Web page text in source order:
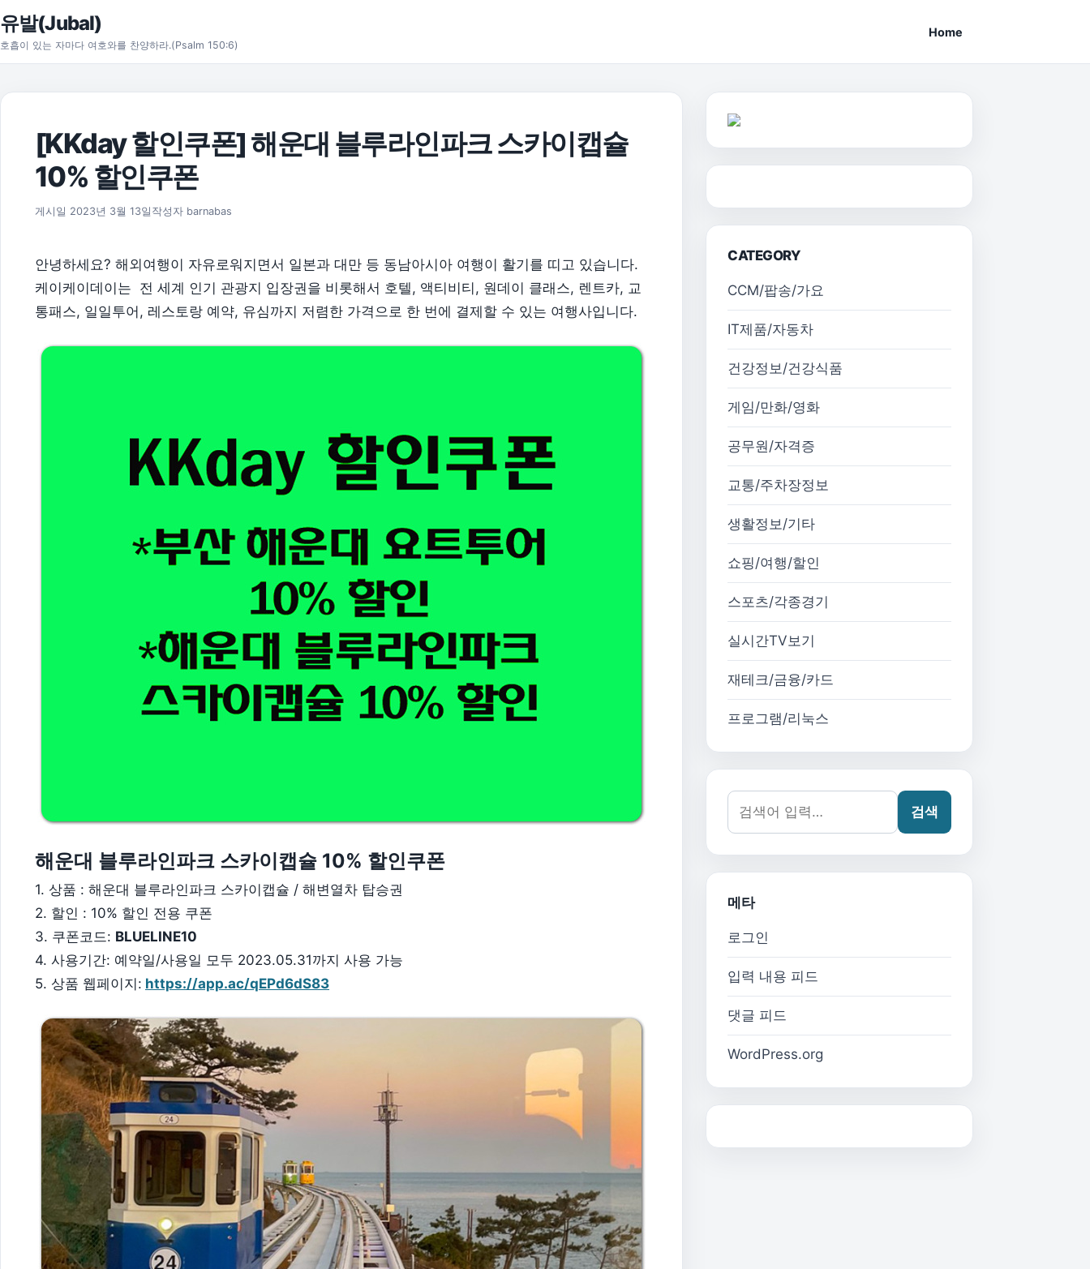
본문으로 건너뛰기
유발(Jubal)
호흡이 있는 자마다 여호와를 찬양하라.(Psalm 150:6)
Home
[KKday 할인쿠폰] 해운대 블루라인파크 스카이캡슐
10% 할인쿠폰
게시일 2023년 3월 13일 작성자 barnabas
안녕하세요? 해외여행이 자유로워지면서 일본과 대만 등 동남아시아 여행이 활기를 띠고 있습니다.
케이케이데이는 전 세계 인기 관광지 입장권을 비롯해서 호텔, 액티비티, 원데이 클래스, 렌트카, 교
통패스, 일일투어, 레스토랑 예약, 유심까지 저렴한 가격으로 한 번에 결제할 수 있는 여행사입니다.
해운대 블루라인파크 스카이캡슐 10% 할인쿠폰
1. 상품 : 해운대 블루라인파크 스카이캡슐 / 해변열차 탑승권
2. 할인 : 10% 할인 전용 쿠폰
3. 쿠폰코드: BLUELINE10
4. 사용기간: 예약일/사용일 모두 2023.05.31까지 사용 가능
5. 상품 웹페이지: https://app.ac/qEPd6dS83
CATEGORY
CCM/팝송/가요
IT제품/자동차
건강정보/건강식품
게임/만화/영화
공무원/자격증
교통/주차장정보
생활정보/기타
쇼핑/여행/할인
스포츠/각종경기
실시간TV보기
재테크/금융/카드
프로그램/리눅스
검색어:
검색
메타
로그인
입력 내용 피드
댓글 피드
WordPress.org